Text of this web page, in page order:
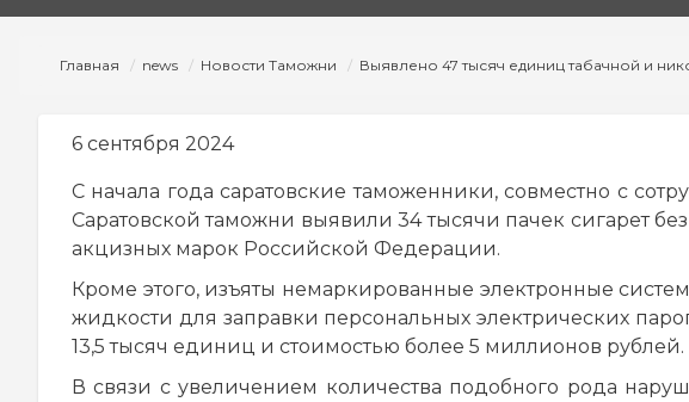
Строка
Главная news Новости Таможни Выявлено 47 тысяч единиц табачной и
6 сентября 2024
С начала года саратовские таможенники, совместно с
Саратовской таможни выявили 34 тысячи пачек сигарет
акцизных марок Российской Федерации.
Кроме этого, изъяты немаркированные электронные
жидкости для заправки персональных электрических
13,5 тысяч единиц и стоимостью более 5 миллионов рублей.
В связи с увеличением количества подобного рода